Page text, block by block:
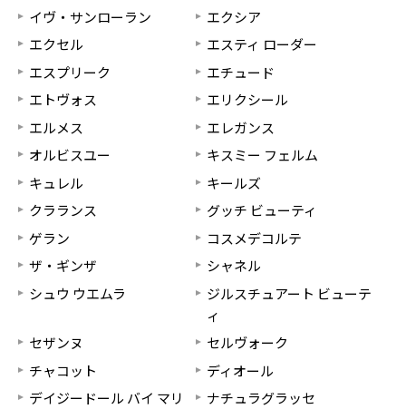
イヴ・サンローラン
エクシア
エクセル
エスティ ローダー
エスプリーク
エチュード
エトヴォス
エリクシール
エルメス
エレガンス
オルビスユー
キスミー フェルム
キュレル
キールズ
クラランス
グッチ ビューティ
ゲラン
コスメデコルテ
ザ・ギンザ
シャネル
シュウ ウエムラ
ジルスチュアート ビューテ
ィ
セザンヌ
セルヴォーク
チャコット
ディオール
デイジードール バイ マリ
ナチュラグラッセ